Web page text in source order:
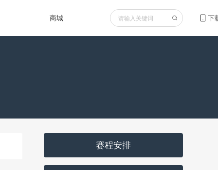
商城 下
赛程安排